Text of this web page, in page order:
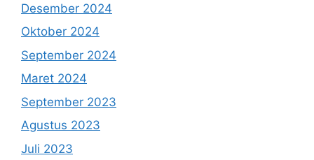
Desember 2024
Oktober 2024
September 2024
Maret 2024
September 2023
Agustus 2023
Juli 2023